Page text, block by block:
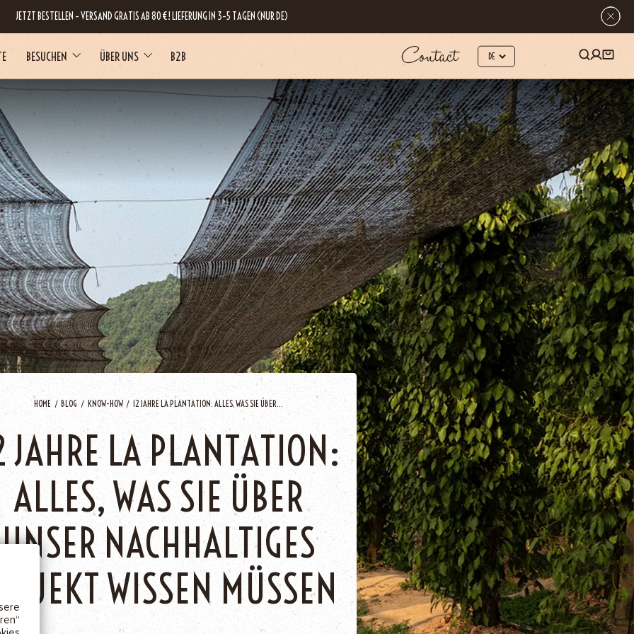
JETZT BESTELLEN – VERSAND GRATIS AB 80 €! LIEFERUNG IN 3–5 TAGEN (NUR DE)
BESUCHEN ÜBER UNS B2B Contact
HOME BLOG KNOW-HOW 12 JAHRE LA PLANTATION: ALLES, WAS SIE ÜBER...
JAHRE LA PLANTATION:
ALLES, WAS SIE ÜBER
UNSER NACHHALTIGES
PROJEKT WISSEN MÜSSEN